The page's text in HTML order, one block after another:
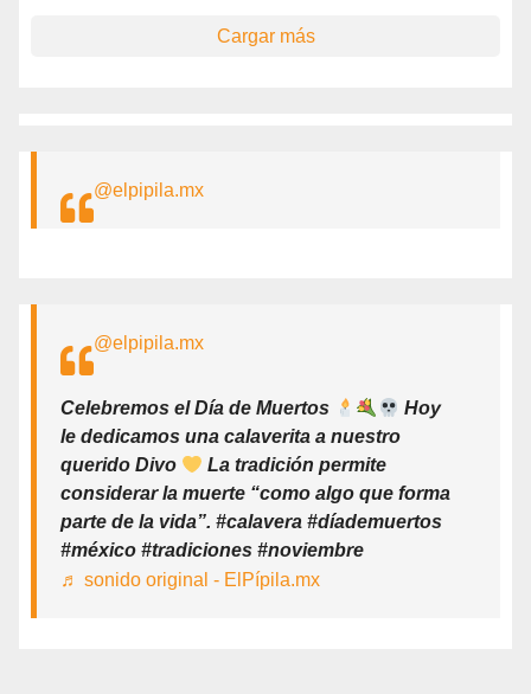
Cargar más
@elpipila.mx
@elpipila.mx
Celebremos el Día de Muertos
Hoy
le dedicamos una calaverita a nuestro
querido Divo
La tradición permite
considerar la muerte “como algo que forma
parte de la vida”. #calavera #díademuertos
#méxico #tradiciones #noviembre
♬ sonido original - ElPípila.mx